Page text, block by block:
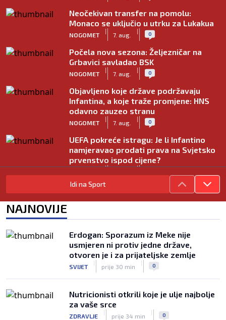
Neočekivan transfer na pomolu:
Monaco se uključio u utrku za Lukakua
NOGOMET
|
7. aug.
| 0
Počela nova sezona: Željezničar na
Grbavici savladao BSK
NOGOMET
|
7. aug.
| 0
Objavljeno koje države podržavaju
Infantina, a koje traže promjene: HNS
odavno zauzeo stranu
NOGOMET
|
7. aug.
| 0
UEFA pokreće istragu: Je li Infantino
namjeravao prodati prava na Svjetsko
prvenstvo ispod cijene?
| |
Francuzi ne podržavaju Infantina, ali ga
poručuju: Ako treba, neka bude bojkot
NOGOMET
|
7. aug.
| 0
Idi na Sport
NAJNOVIJE
Erdogan: Sporazum iz Meke nije
usmjeren ni protiv jedne države,
otvoren je i za prijateljske zemlje
SVIJET
|
prije 30 min
| 0
Nutricionisti otkrili koje je ulje najbolje
za vaše srce
ZDRAVLJE
|
prije 34 min
| 0